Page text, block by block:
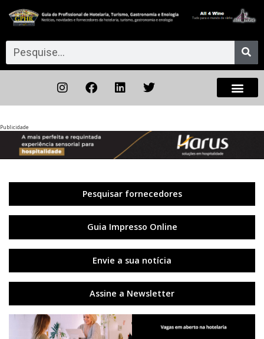
Publicidade
Pesquisar fornecedores
Guia Impresso Online
Envie a sua notícia
Assine a Newsletter